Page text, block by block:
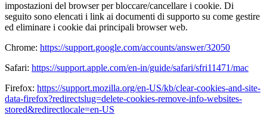
impostazioni del browser per bloccare/cancellare i cookie. Di
seguito sono elencati i link ai documenti di supporto su come gestire
ed eliminare i cookie dai principali browser web.
Chrome: https://support.google.com/accounts/answer/32050
Safari: https://support.apple.com/en-in/guide/safari/sfri11471/mac
Firefox: https://support.mozilla.org/en-US/kb/clear-cookies-and-site-
data-firefox?redirectslug=delete-cookies-remove-info-websites-
stored&redirectlocale=en-US